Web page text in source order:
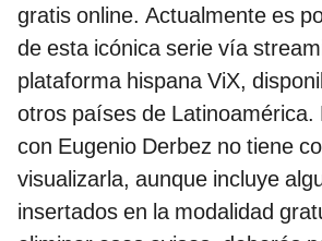
gratis online. Actualmente es
de esta icónica serie vía
plataforma hispana ViX,
otros países de Latinoamérica.
con Eugenio Derbez no tiene
visualizarla, aunque incluye
insertados en la modalidad